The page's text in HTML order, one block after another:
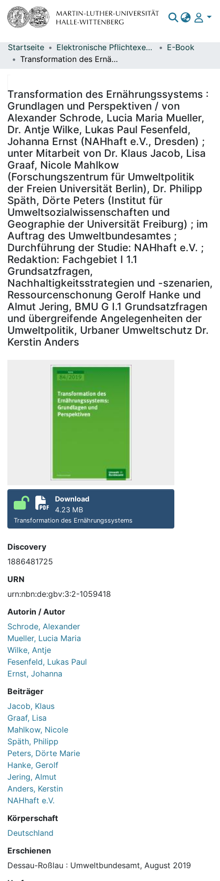
Bereiche & Sammlungen
Statistiken
Startseite Elektronische Pflichtexemplare
E-Book
Transformation des Ernährungssystems : Grundlagen und Perspektiven / von Alexander Schrode, Lucia Maria Mueller, Dr. Antje Wilke, Lukas Paul Fesenfeld, Johanna Ernst (NAHhaft e.V., Dresden) ; unter Mitarbeit von Dr. Klaus Jacob, Lisa Graaf, Nicole Mahlkow (Forschungszentrum für Umweltpolitik der Freien Universität Berlin), Dr. Philipp Späth, Dörte Peters (Institut für Umweltsozialwissenschaften und Geographie der Universität Freiburg) ; im Auftrag des Umweltbundesamtes ; Durchführung der Studie: NAHhaft e.V. ; Redaktion: Fachgebiet I 1.1 Grundsatzfragen, Nachhaltigkeitsstrategien und -szenarien, Ressourcenschonung Gerolf Hanke und Almut Jering, BMU G I.1 Grundsatzfragen und übergreifende Angelegenheiten der Umweltpolitik, Urbaner Umweltschutz Dr. Kerstin Anders
Transformation des Ernährungssystems :
Grundlagen und Perspektiven / von
Alexander Schrode, Lucia Maria Mueller,
Dr. Antje Wilke, Lukas Paul Fesenfeld,
Johanna Ernst (NAHhaft e.V., Dresden) ;
unter Mitarbeit von Dr. Klaus Jacob, Lisa
Graaf, Nicole Mahlkow
(Forschungszentrum für Umweltpolitik
der Freien Universität Berlin), Dr. Philipp
Späth, Dörte Peters (Institut für
Umweltsozialwissenschaften und
Geographie der Universität Freiburg) ; im
Auftrag des Umweltbundesamtes ;
Durchführung der Studie: NAHhaft e.V. ;
Redaktion: Fachgebiet I 1.1
Grundsatzfragen,
Nachhaltigkeitsstrategien und -szenarien,
Ressourcenschonung Gerolf Hanke und
Almut Jering, BMU G I.1 Grundsatzfragen
und übergreifende Angelegenheiten der
Umweltpolitik, Urbaner Umweltschutz Dr.
Kerstin Anders
Download
4.23 MB
Transformation des Ernährungssystems
Discovery
1886481725
URN
urn:nbn:de:gbv:3:2-1059418
Autorin / Autor
Schrode, Alexander
Mueller, Lucia Maria
Wilke, Antje
Fesenfeld, Lukas Paul
Ernst, Johanna
Beiträger
Jacob, Klaus
Graaf, Lisa
Mahlkow, Nicole
Späth, Philipp
Peters, Dörte Marie
Hanke, Gerolf
Jering, Almut
Anders, Kerstin
NAHhaft e.V.
Körperschaft
Deutschland
Erschienen
Dessau-Roßlau : Umweltbundesamt, August 2019